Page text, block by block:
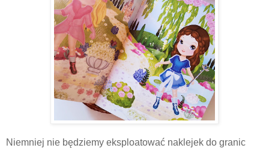
Niemniej nie będziemy eksploatować naklejek do granic